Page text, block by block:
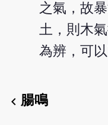
之氣，故
土，則木
為辨，可以
chevron_left腸鳴